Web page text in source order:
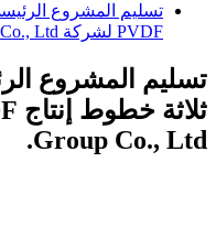
PVDF لشركة Jinchuan Group Co., Ltd.
Group Co., Ltd.